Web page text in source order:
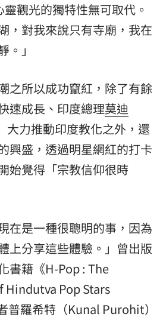
觀光的獨特性無可取代。
，對我來說只有寺廟，我在
」
之所以成功竄紅，除了有餘
速成長、印度總理莫迪
大力推動印度教化之外，還
興盛，透過明星網紅的打卡
始覺得「宗教信仰很時
在是一種很聰明的事，因為
上分享這些體驗。」曾出版
書籍《H-Pop : The
Hindutva Pop Stars
普羅希特（Kunal Purohit）